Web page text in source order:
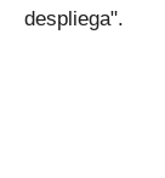
despliega".